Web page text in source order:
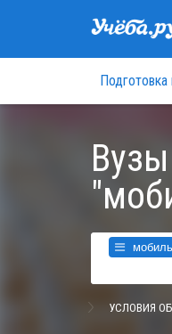
УСЛОВИЯ